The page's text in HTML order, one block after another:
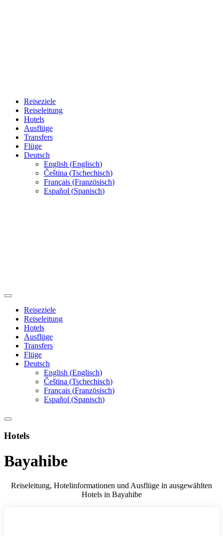
Reiseziele
Reiseleitung
Hotels
Ausflüge
Transfers
Flüge
Deutsch
English (Englisch)
Čeština (Tschechisch)
Français (Französisch)
Español (Spanisch)
Reiseziele
Reiseleitung
Hotels
Ausflüge
Transfers
Flüge
Deutsch
English (Englisch)
Čeština (Tschechisch)
Français (Französisch)
Español (Spanisch)
Hotels
Bayahibe
Reiseleitung, Hotelinformationen und Ausflüge in ausgewählten
Hotels in Bayahibe